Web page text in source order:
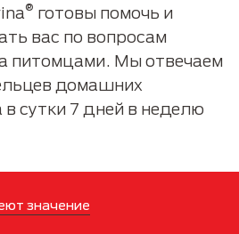
® готовы помочь и
вас по вопросам
питомцами. Мы отвечаем
домашних
сутки 7 дней в неделю
значение